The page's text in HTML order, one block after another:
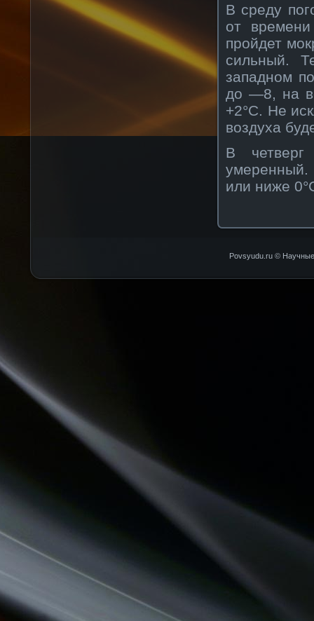
В среду
от
пройдет
сильный.
западном
до —8, на
+2°C. Не
воздуха
В
или ниже
Povsyudu.ru © Научные